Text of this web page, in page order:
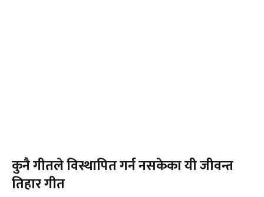
कुनै गीतले विस्थापित गर्न नसकेका यी जीवन्त
तिहार गीत